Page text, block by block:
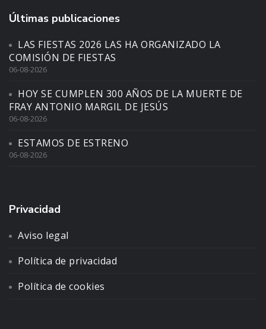
Últimas publicaciones
LAS FIESTAS 2026 LAS HA ORGANIZADO LA
COMISIÓN DE FIESTAS
06-08-2026
HOY SE CUMPLEN 300 AÑOS DE LA MUERTE DE
FRAY ANTONIO MARGIL DE JESÚS
06-08-2026
ESTAMOS DE ESTRENO
06-08-2026
Privacidad
Aviso legal
Política de privacidad
Política de cookies